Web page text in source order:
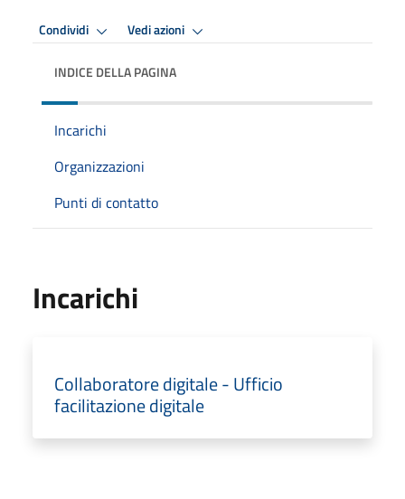
Condividi Vedi azioni
INDICE DELLA PAGINA
Incarichi
Organizzazioni
Punti di contatto
Incarichi
Collaboratore digitale - Ufficio
facilitazione digitale